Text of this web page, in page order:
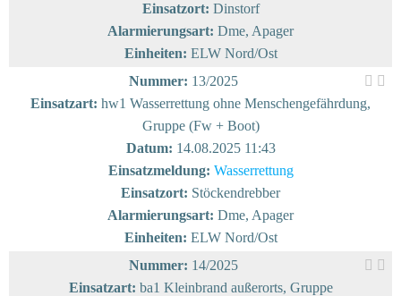
Einsatzort: Dinstorf
Alarmierungsart: Dme, Apager
Einheiten: ELW Nord/Ost
Nummer: 13/2025
Einsatzart: hw1 Wasserrettung ohne Menschengefährdung,
Gruppe (Fw + Boot)
Datum: 14.08.2025 11:43
Einsatzmeldung: Wasserrettung
Einsatzort: Stöckendrebber
Alarmierungsart: Dme, Apager
Einheiten: ELW Nord/Ost
Nummer: 14/2025
Einsatzart: ba1 Kleinbrand außerorts, Gruppe